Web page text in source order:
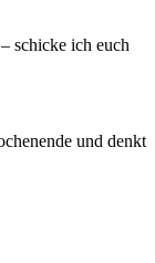
schicke ich euch
und denkt